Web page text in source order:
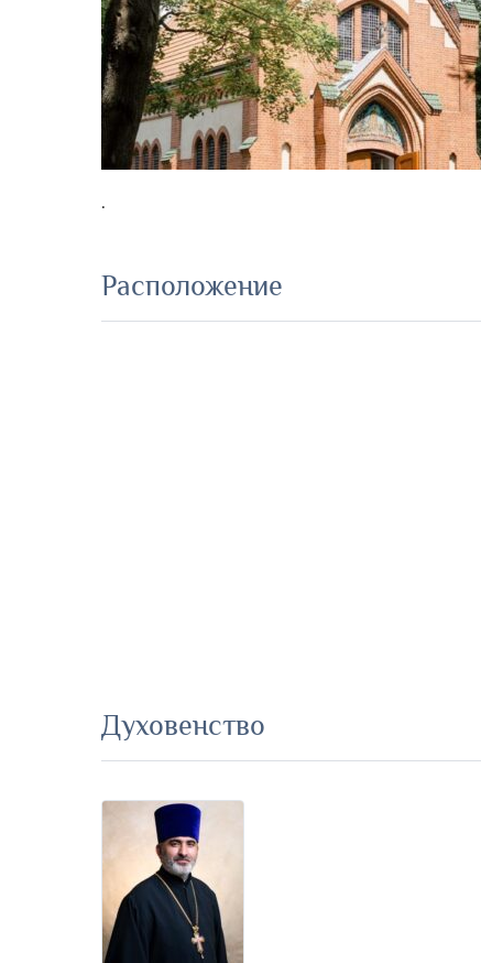
.
Расположение
Духовенство